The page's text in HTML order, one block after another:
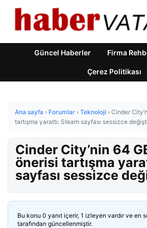
Güncel Haberler Firma
Çerez Politikası
Ana sayfa › Forumlar › Teknoloji › Cinder
tartışma yarattı: Steam sayfası sessizce değişti
Cinder City’nin 64
önerisi tartışma
sayfası sessizce
Bu konu 0 yanıt içerir, 1 izleyen vardır ve en
tarafından güncellenmiştir.